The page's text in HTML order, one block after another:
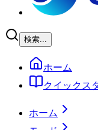
検索...
ホーム
クイックス
ホーム